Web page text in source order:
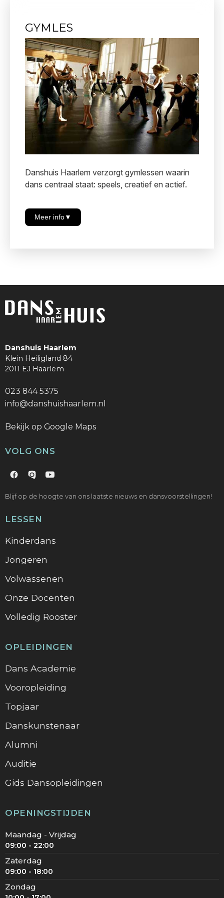
studio's.
CONTACT
aanmelden@danshuishaarlem.nl
GYMLES
Danshuis Haarlem verzorgt gymlessen waarin
dans centraal staat: speels, creatief en actief.
Meer info▼
DANS als een andere manier van bewegen.
CONTACT
aanmelden@danshuishaarlem.nl
Danshuis Haarlem
Klein Heiligland 84
2011 EJ Haarlem
023 844 5375
info@danshuishaarlem.nl
Bekijk op Google Maps
VOLG ONS
Blijf op de hoogte van ons laatste nieuws en dansvoorstellingen!
LESSEN
Kinderdans
Jongeren
Volwassenen
Onze Docenten
Volledig Rooster
OPLEIDINGEN
Dans Academie
Vooropleiding
Topjaar
Danskunstenaar
Alumni
Auditie
Gids Dansopleidingen
OPENINGSTIJDEN
Maandag - Vrijdag
09:00 - 22:00
Zaterdag
09:00 - 18:00
Zondag